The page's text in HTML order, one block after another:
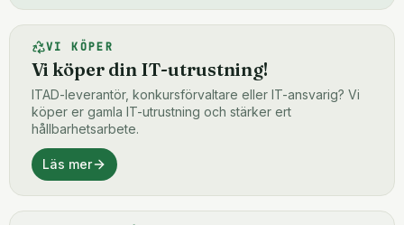
VI KÖPER
Vi köper din IT-utrustning!
ITAD-leverantör, konkursförvaltare eller IT-ansvarig? Vi
köper er gamla IT-utrustning och stärker ert
hållbarhetsarbete.
Läs mer